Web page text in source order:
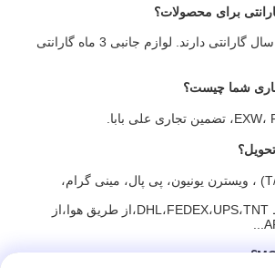
جوش نقطه ای
ای تخلیه خازن
ج: بله،تجهیزات یک سال گارانتی دارند. لوازم جانبی 3 ماه گارانتی
ج: انتقال بانکی ((T/T) ، ویسترن یونیون، پی پال، مینی گرام،
پاسخ: ارسال توسط DHL،FEDEX،UPS،TNT،از طریق هوا،از